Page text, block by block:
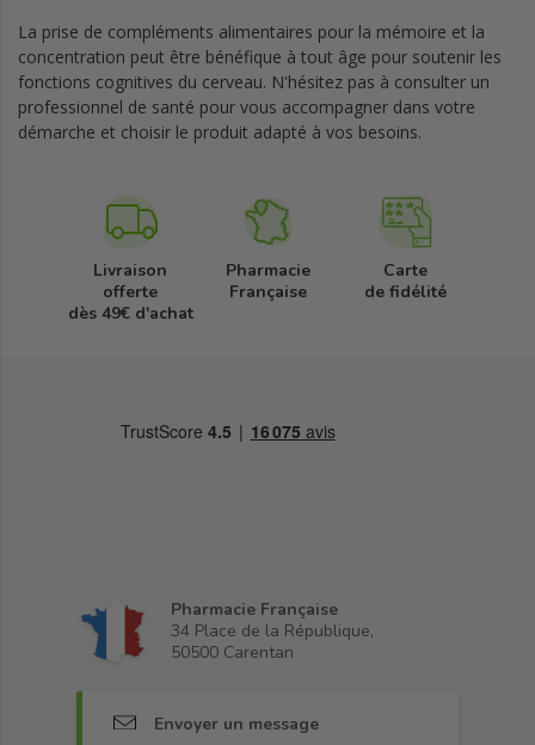
La prise de compléments alimentaires pour la mémoire et la
concentration peut être bénéfique à tout âge pour soutenir les
fonctions cognitives du cerveau. N'hésitez pas à consulter un
professionnel de santé pour vous accompagner dans votre
démarche et choisir le produit adapté à vos besoins.
Livraison
offerte
dès 49€ d'achat
Pharmacie
Française
Carte
de fidélité
Pharmacie Française
34 Place de la République,
50500 Carentan
Envoyer un message